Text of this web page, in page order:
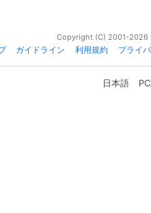
Copyright (C) 2001-2026
ガイドライン 利用規約 プライ
日本語